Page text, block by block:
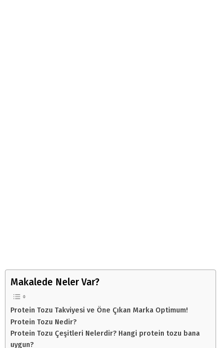
Makalede Neler Var?
Protein Tozu Takviyesi ve Öne Çıkan Marka Optimum!
Protein Tozu Nedir?
Protein Tozu Çeşitleri Nelerdir? Hangi protein tozu bana
uygun?